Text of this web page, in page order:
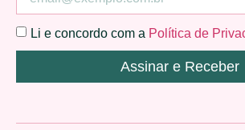
Li e concordo com a Política de
Assinar e Receber